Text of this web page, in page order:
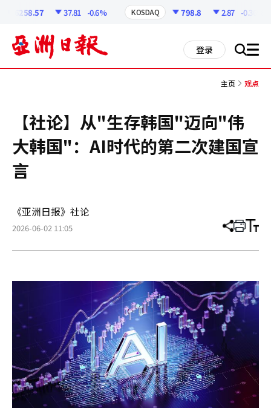
6258.57 37.81 -0.6% KOSDAQ 798.8 2.87 -0.36%
登录 搜 all
主页 观点
【社论】从"生存韩国"迈向"伟
大韩国"：AI时代的第二次建国宣
言
《亚洲日报》社论
2026-06-02 11:05 分
章
打 调
小